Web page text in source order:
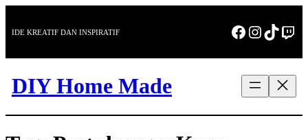
content
IDE KREATIF DAN INSPIRATIF Facebook
DIY Home Made